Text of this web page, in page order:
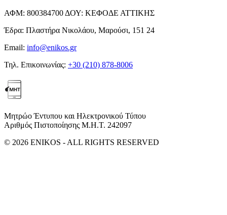
ΑΦΜ: 800384700 ΔΟΥ: ΚΕΦΟΔΕ ΑΤΤΙΚΗΣ
Έδρα: Πλαστήρα Νικολάου, Μαρούσι, 151 24
Email: info@enikos.gr
Τηλ. Επικοινωνίας: +30 (210) 878-8006
Μητρώο Έντυπου και Ηλεκτρονικού Τύπου
Αριθμός Πιστοποίησης Μ.Η.Τ. 242097
© 2026 ENIKOS - ALL RIGHTS RESERVED